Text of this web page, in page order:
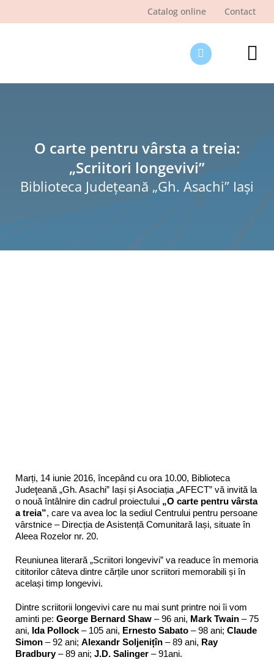
Catalog online Contact
O carte pentru vârsta a treia:
„Scriitori longevivi”
Biblioteca Judeţeană „Gh. Asachi” Iaşi
Marți, 14 iunie 2016, începând cu ora 10.00, Biblioteca
Judeţeană „Gh. Asachi” Iași și Asociația „AFECT” vă invită la
o nouă întâlnire din cadrul proiectului „O carte pentru vârsta
a treia”, care va avea loc la sediul Centrului pentru persoane
vârstnice – Direcția de Asistență Comunitară Iași, situate în
Aleea Rozelor nr. 20.
Reuniunea literară „Scriitori longevivi” va readuce în memoria
cititorilor câteva dintre cărțile unor scriitori memorabili și în
același timp longevivi.
Dintre scriitorii longevivi care nu mai sunt printre noi îi vom
aminti pe: George Bernard Shaw – 96 ani, Mark Twain – 75
ani, Ida Pollock – 105 ani, Ernesto Sabato – 98 ani; Claude
Simon – 92 ani; Alexandr Soljenițîn – 89 ani, Ray
Bradbury– 89 ani; J.D. Salinger – 91ani.